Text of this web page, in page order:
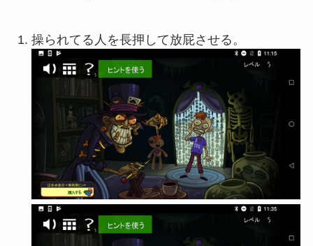
操られてる人を長押して放屁させる。